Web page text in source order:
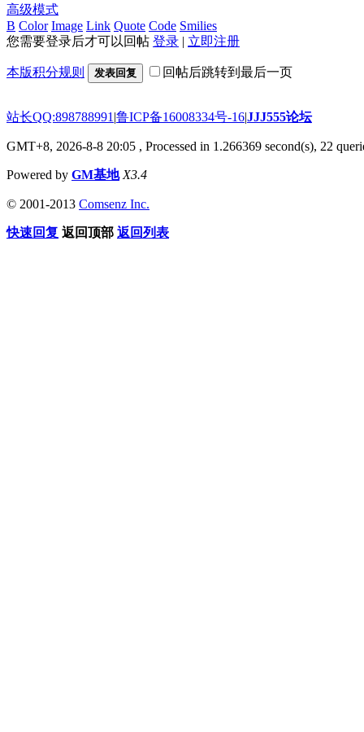
高级模式
B Color Image Link Quote Code Smilies
您需要登录后才可以回帖 登录 | 立即注册
本版积分规则 发表回复 回帖后跳转到最后一页
站长QQ:898788991 |鲁ICP备16008334号-16|JJJ555论坛
GMT+8, 2026-8-8 20:05 , Processed in 1.266369 second(s), 22
Powered by GM基地 X3.4
© 2001-2013 Comsenz Inc.
快速回复 返回顶部 返回列表